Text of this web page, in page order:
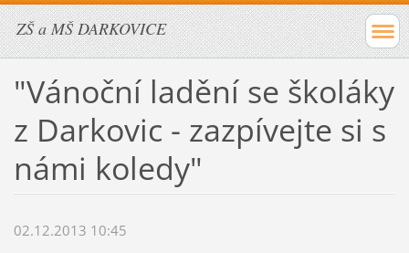
ZŠ a MŠ DARKOVICE
"Vánoční ladění se školáky
z Darkovic - zazpívejte si s
námi koledy"
02.12.2013 10:45